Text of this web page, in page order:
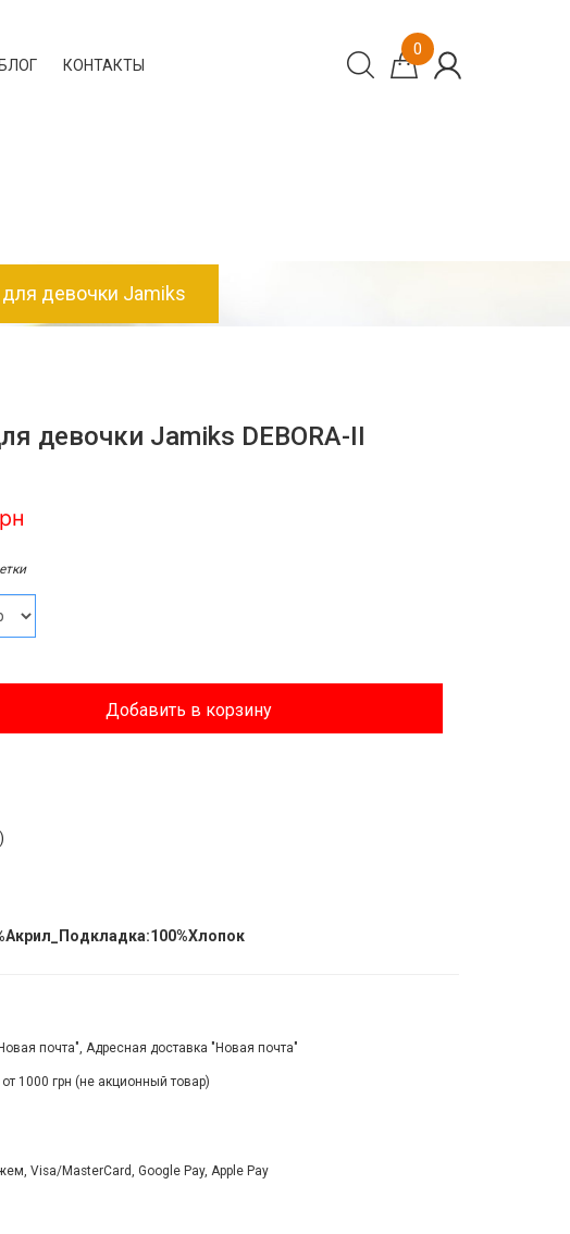
БЛОГ КОНТАКТЫ
0
девочки Jamiks
девочки Jamiks DEBORA-II
Добавить в корзину
почта", Адресная доставка "Новая почта"
1000 грн (не акционный товар)
Visa/MasterCard, Google Pay, Apple Pay